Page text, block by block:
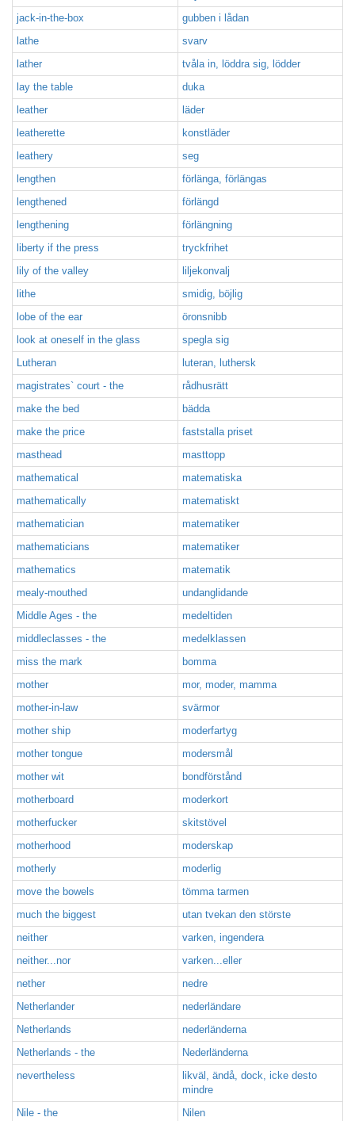
jack-in-the-box
gubben i lådan
lathe
svarv
lather
tvåla in, löddra sig, lödder
lay the table
duka
leather
läder
leatherette
konstläder
leathery
seg
lengthen
förlänga, förlängas
lengthened
förlängd
lengthening
förlängning
liberty if the press
tryckfrihet
lily of the valley
liljekonvalj
lithe
smidig, böjlig
lobe of the ear
öronsnibb
look at oneself in the glass
spegla sig
Lutheran
luteran, luthersk
magistrates` court - the
rådhusrätt
make the bed
bädda
make the price
faststalla priset
masthead
masttopp
mathematical
matematiska
mathematically
matematiskt
mathematician
matematiker
mathematicians
matematiker
mathematics
matematik
mealy-mouthed
undanglidande
Middle Ages - the
medeltiden
middleclasses - the
medelklassen
miss the mark
bomma
mother
mor, moder, mamma
mother-in-law
svärmor
mother ship
moderfartyg
mother tongue
modersmål
mother wit
bondförstånd
motherboard
moderkort
motherfucker
skitstövel
motherhood
moderskap
motherly
moderlig
move the bowels
tömma tarmen
much the biggest
utan tvekan den störste
neither
varken, ingendera
neither...nor
varken...eller
nether
nedre
Netherlander
nederländare
Netherlands
nederländerna
Netherlands - the
Nederländerna
nevertheless
likväl, ändå, dock, icke desto
mindre
Nile - the
Nilen